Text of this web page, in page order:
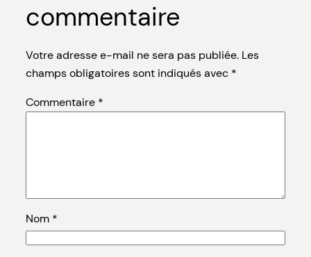
commentaire
Votre adresse e-mail ne sera pas publiée. Les
champs obligatoires sont indiqués avec *
Commentaire *
Nom *